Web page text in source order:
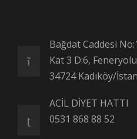
Bağdat Caddesi
Kat 3 D:6,
34724 Kadıköy/
ACİL DİYET HATTI
0531 868 88 52